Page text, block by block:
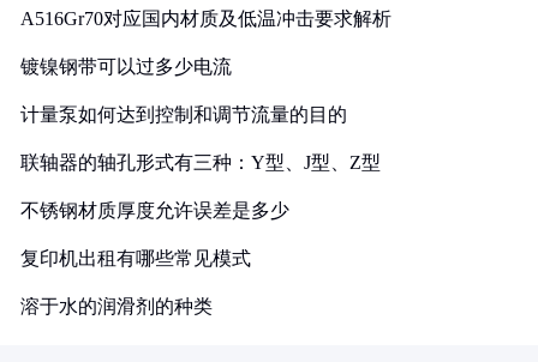
A516Gr70对应国内材质及低温冲击要求解析
镀镍钢带可以过多少电流
计量泵如何达到控制和调节流量的目的
联轴器的轴孔形式有三种：Y型、J型、Z型
不锈钢材质厚度允许误差是多少
复印机出租有哪些常见模式
溶于水的润滑剂的种类